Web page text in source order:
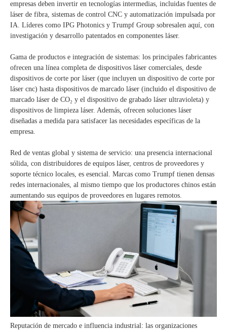
empresas deben invertir en tecnologías intermedias, incluidas fuentes de
láser de fibra, sistemas de control CNC y automatización impulsada por
IA. Líderes como IPG Photonics y Trumpf Group sobresalen aquí, con
investigación y desarrollo patentados en componentes láser.
Gama de productos e integración de sistemas: los principales fabricantes
ofrecen una línea completa de dispositivos láser comerciales, desde
dispositivos de corte por láser (que incluyen un dispositivo de corte por
láser cnc) hasta dispositivos de marcado láser (incluido el dispositivo de
marcado láser de CO₂ y el dispositivo de grabado láser ultravioleta) y
dispositivos de limpieza láser. Además, ofrecen soluciones láser
diseñadas a medida para satisfacer las necesidades específicas de la
empresa.
Red de ventas global y sistema de servicio: una presencia internacional
sólida, con distribuidores de equipos láser, centros de proveedores y
soporte técnico locales, es esencial. Marcas como Trumpf tienen densas
redes internacionales, al mismo tiempo que los productores chinos están
aumentando sus equipos de proveedores en lugares remotos.
Reputación de mercado e influencia industrial: las organizaciones